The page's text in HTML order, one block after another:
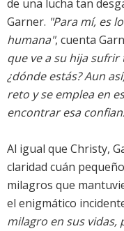
de una lucha tan
Garner. "Para mí, es
humana", cuenta
que ve a su hija sufrir
¿dónde estás? Aun
reto y se emplea en
encontrar esa
Al igual que Christy,
claridad cuán
milagros que
el enigmático
milagro en sus